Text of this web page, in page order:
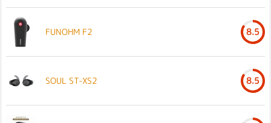
FUNOHM F2 8.5
SOUL ST-XS2 8.5